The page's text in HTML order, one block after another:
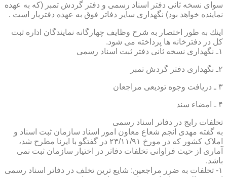
سوای نسخه ثانی دفتر اسناد رسمی و دفتر گردش تمبر (كه به عهده
نماینده خواهد بود) نگهداری سایر دفاتر فوق به عهده دفتریار است .
اینك به طور اختصار به شرح وظایف چهارگانه نمایندگان اداره ثبت
كل در دفترخانه ها پرداخته می شود.
۱ـ نگهداری نسخه ثانی دفتر ثبت اسناد رسمی
۲ـ نگهداری دفتر گردش تمبر
۳ ـ دریافت وجوه تودیعی مراجعان
۴ ـ امضاء سند
تخلفات رایج در دفاتر اسناد رسمی
به گفته مهدی انجم شعاع معاون امور اسناد سازمان ثبت اسناد و
املاک کشور که در مورخ ۲۳/۱۱/۹۱ در گفتگو با ایرنا مطرح شد،
آماری از حیث فراوانی تخلفات دفاتر در اختیار سازمان ثبت نمی
باشد.
۱- تخلفات به ضرر مراجعین: شایع ترین تخلف در دفاتر اسناد رسمی